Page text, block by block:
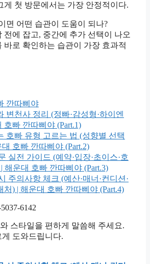
게 첫 방문에서는 가장 안정적이다.
면 어떤 습관이 도움이 되나?
전에 잡고, 중간에 추가 선택이 나오
바로 확인하는 습관이 가장 효과적
깐따삐야
변천사 정리 (정빠·감성형·하이엔
호빠 깐따삐야 (Part.1)
호빠 유형 고르는 법 (성향별 선택
호빠 깐따삐야 (Part.2)
실전 가이드 (예약·입장·초이스·호
해운대 호빠 깐따삐야 (Part.3)
주의사항 체크 (예산·매너·컨디션·
처) | 해운대 호빠 깐따삐야 (Part.4)
6142
스타일을 편하게 말씀해 주세요.
도와드립니다.